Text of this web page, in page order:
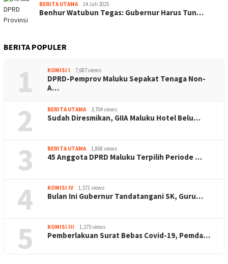
BERITA UTAMA 14 Juli 2025
Benhur Watubun Tegas: Gubernur Harus Tun…
BERITA POPULER
1 KOMISI I 7,687 views
DPRD-Pemprov Maluku Sepakat Tenaga Non-
A…
2 BERITA UTAMA 3,704 views
Sudah Diresmikan, GIIA Maluku Hotel Belu…
3 BERITA UTAMA 1,868 views
45 Anggota DPRD Maluku Terpilih Periode …
4 KOMISI IV 1,571 views
Bulan Ini Gubernur Tandatangani SK, Guru…
5 KOMISI III 1,275 views
Pemberlakuan Surat Bebas Covid-19, Pemda…